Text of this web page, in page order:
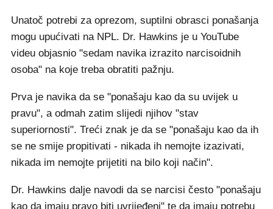
Unatoč potrebi za oprezom, suptilni obrasci ponašanja
mogu upućivati na NPL. Dr. Hawkins je u YouTube
videu objasnio "sedam navika izrazito narcisoidnih
osoba" na koje treba obratiti pažnju.
Prva je navika da se "ponašaju kao da su uvijek u
pravu", a odmah zatim slijedi njihov "stav
superiornosti". Treći znak je da se "ponašaju kao da ih
se ne smije propitivati - nikada ih nemojte izazivati,
nikada im nemojte prijetiti na bilo koji način".
Dr. Hawkins dalje navodi da se narcisi često "ponašaju
kao da imaju pravo biti uvrijeđeni" te da imaju potrebu